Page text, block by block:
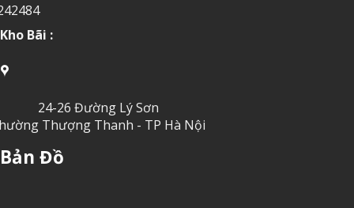
Kho Bãi :
24-26 Đường Lý Sơn
Thượng Thanh - TP Hà Nội
Bản Đồ